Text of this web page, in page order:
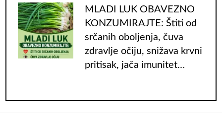
MLADI LUK OBAVEZNO
KONZUMIRAJTE: Štiti od
srčanih oboljenja, čuva
zdravlje očiju, snižava krvni
pritisak, jača imunitet…